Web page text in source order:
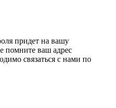
придет на вашу
помните ваш адрес
связаться с нами по